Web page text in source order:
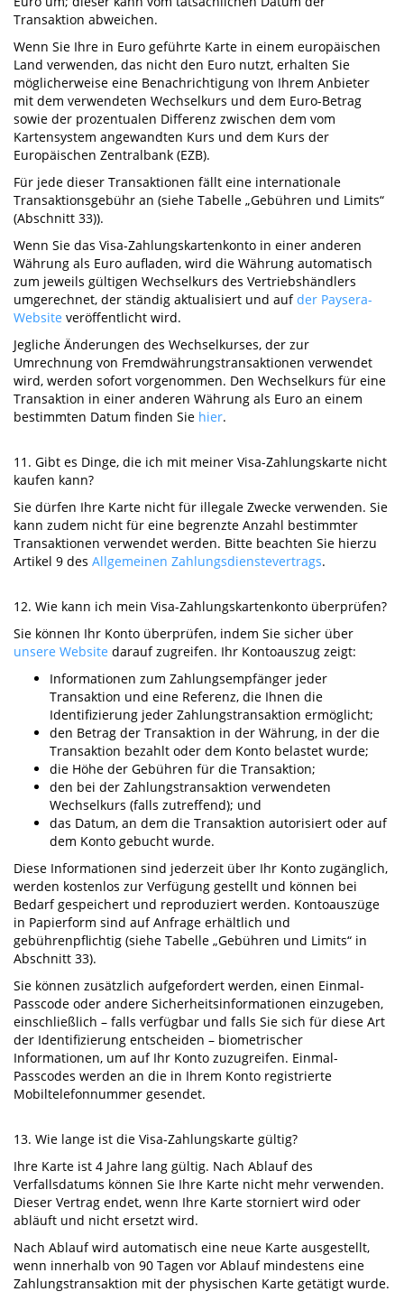
Transaktion abweichen.
Wenn Sie Ihre in Euro geführte Karte in einem europäischen
Land verwenden, das nicht den Euro nutzt, erhalten Sie
möglicherweise eine Benachrichtigung von Ihrem Anbieter
mit dem verwendeten Wechselkurs und dem Euro-Betrag
sowie der prozentualen Differenz zwischen dem vom
Kartensystem angewandten Kurs und dem Kurs der
Europäischen Zentralbank (EZB).
Für jede dieser Transaktionen fällt eine internationale
Transaktionsgebühr an (siehe Tabelle „Gebühren und Limits“
(Abschnitt 33)).
Wenn Sie das Visa-Zahlungskartenkonto in einer anderen
Währung als Euro aufladen, wird die Währung automatisch
zum jeweils gültigen Wechselkurs des Vertriebshändlers
umgerechnet, der ständig aktualisiert und aufder Paysera-
Website veröffentlicht wird.
Jegliche Änderungen des Wechselkurses, der zur
Umrechnung von Fremdwährungstransaktionen verwendet
wird, werden sofort vorgenommen. Den Wechselkurs für eine
Transaktion in einer anderen Währung als Euro an einem
bestimmten Datum finden Sie hier.
11. Gibt es Dinge, die ich mit meiner Visa-Zahlungskarte nicht
kaufen kann?
Sie dürfen Ihre Karte nicht für illegale Zwecke verwenden. Sie
kann zudem nicht für eine begrenzte Anzahl bestimmter
Transaktionen verwendet werden. Bitte beachten Sie hierzu
Artikel 9 des Allgemeinen Zahlungsdienstevertrags.
12. Wie kann ich mein Visa-Zahlungskartenkonto überprüfen?
Sie können Ihr Konto überprüfen, indem Sie sicher über
unsere Website darauf zugreifen. Ihr Kontoauszug zeigt:
Informationen zum Zahlungsempfänger jeder
Transaktion und eine Referenz, die Ihnen die
Identifizierung jeder Zahlungstransaktion ermöglicht;
den Betrag der Transaktion in der Währung, in der die
Transaktion bezahlt oder dem Konto belastet wurde;
die Höhe der Gebühren für die Transaktion;
den bei der Zahlungstransaktion verwendeten
Wechselkurs (falls zutreffend); und
das Datum, an dem die Transaktion autorisiert oder auf
dem Konto gebucht wurde.
Diese Informationen sind jederzeit über Ihr Konto zugänglich,
werden kostenlos zur Verfügung gestellt und können bei
Bedarf gespeichert und reproduziert werden. Kontoauszüge
in Papierform sind auf Anfrage erhältlich und
gebührenpflichtig (siehe Tabelle „Gebühren und Limits“ in
Abschnitt 33).
Sie können zusätzlich aufgefordert werden, einen Einmal-
Passcode oder andere Sicherheitsinformationen einzugeben,
einschließlich – falls verfügbar und falls Sie sich für diese Art
der Identifizierung entscheiden – biometrischer
Informationen, um auf Ihr Konto zuzugreifen. Einmal-
Passcodes werden an die in Ihrem Konto registrierte
Mobiltelefonnummer gesendet.
13. Wie lange ist die Visa-Zahlungskarte gültig?
Ihre Karte ist 4 Jahre lang gültig. Nach Ablauf des
Verfallsdatums können Sie Ihre Karte nicht mehr verwenden.
Dieser Vertrag endet, wenn Ihre Karte storniert wird oder
abläuft und nicht ersetzt wird.
Nach Ablauf wird automatisch eine neue Karte ausgestellt,
wenn innerhalb von 90 Tagen vor Ablauf mindestens eine
Zahlungstransaktion mit der physischen Karte getätigt wurde.